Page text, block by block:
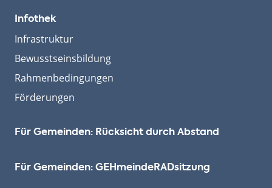
Infothek
Infrastruktur
Bewusstseinsbildung
Rahmenbedingungen
Förderungen
Für Gemeinden: Rücksicht durch Abstand
Für Gemeinden: GEHmeinde­RADsitzung